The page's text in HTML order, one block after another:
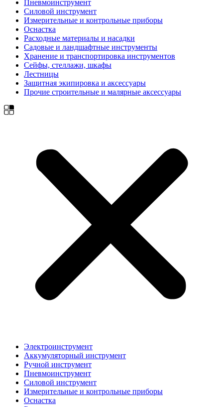
Пневмоинструмент
Силовой инструмент
Измерительные и контрольные приборы
Оснастка
Расходные материалы и насадки
Садовые и ландшафтные инструменты
Хранение и транспортировка инструментов
Сейфы, стеллажи, шкафы
Лестницы
Защитная экипировка и аксессуары
Прочие строительные и малярные аксессуары
Электроинструмент
Аккумуляторный инструмент
Ручной инструмент
Пневмоинструмент
Силовой инструмент
Измерительные и контрольные приборы
Оснастка